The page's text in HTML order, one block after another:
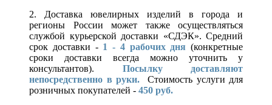
2. Доставка ювелирных изделий в города и
регионы России может также осуществляться
службой курьерской доставки «СДЭК». Средний
срок доставки - 1 - 4 рабочих дня (конкретные
сроки доставки всегда можно уточнить у
консультантов). Посылку доставляют
непосредственно в руки.
Стоимость услуги для
розничных покупателей - 450 руб.